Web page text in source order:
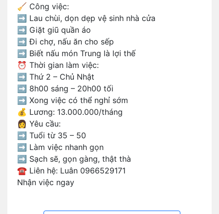
🧹 Công việc:
➡️ Lau chùi, dọn dẹp vệ sinh nhà cửa
➡️ Giặt giũ quần áo
➡️ Đi chợ, nấu ăn cho sếp
➡️ Biết nấu món Trung là lợi thế
⏰ Thời gian làm việc:
➡️ Thứ 2 – Chủ Nhật
➡️ 8h00 sáng – 20h00 tối
➡️ Xong việc có thể nghỉ sớm
💰 Lương: 13.000.000/tháng
👩 Yêu cầu:
➡️ Tuổi từ 35 – 50
➡️ Làm việc nhanh gọn
➡️ Sạch sẽ, gọn gàng, thật thà
☎ Liên hệ: Luân 0966529171
Nhận việc ngay